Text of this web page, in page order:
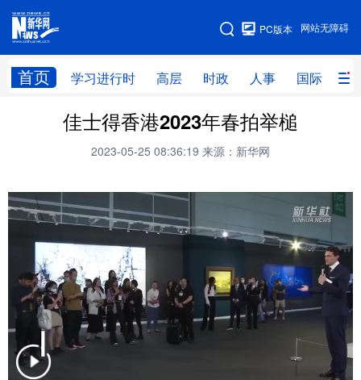
网站无障碍
PC版本
首页 学习进行时 高层 时政 人事 国际 财
网站地图
学习进行时 高层 时政
财经 网评
科技 科创 体育
文化 书画 军事
访谈 视频 图片 政务
法律 中央文件
食品 数字经济
佳士得香港2023年春拍举槌
2023-05-25 08:36:19 来源：新华网